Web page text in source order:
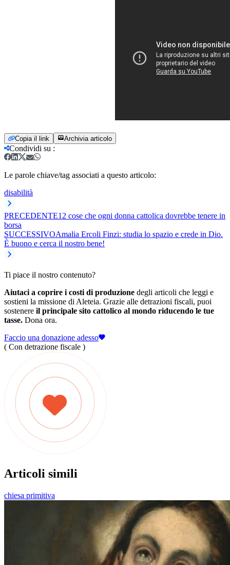
Copia il link Archivia articolo
Condividi su :
Le parole chiave/tag associati a questo articolo:
disabilità
PRECEDENTE12 cose che ogni donna cattolica dovrebbe tenere in
borsa
SUCCESSIVOAmalia Ercoli Finzi: studia lo spazio e crede in Dio.
È buono e cerca il nostro bene!
Ti piace il nostro contenuto?
Aiutaci a coprire i costi di produzione degli articoli che leggi e
sostieni la missione di Aleteia. Grazie alle detrazioni fiscali, puoi
sostenere il principale sito cattolico al mondo riducendo le tue
tasse. Dona ora.
Faccio una donazione adesso
( Con detrazione fiscale )
Articoli simili
chiesa primitiva